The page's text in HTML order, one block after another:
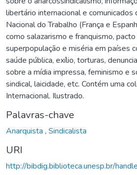
libertário internacional e comunicados
Nacional do Trabalho (França e
como salazarismo e franquismo, pacto
superpopulação e miséria em países
saúde pública, exílio, torturas,
sobre a mídia impressa, feminismo e
sindical, laicidade, etc. Contém uma
Internacional. Ilustrado.
Palavras-chave
Anarquista , Sindicalista
URI
http://bibdig.biblioteca.unesp.br/